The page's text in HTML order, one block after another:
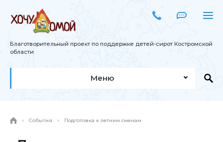
Благотворительный проект по поддержке детей-сирот Костромской
области
Меню
События Подготовка к летним сменам